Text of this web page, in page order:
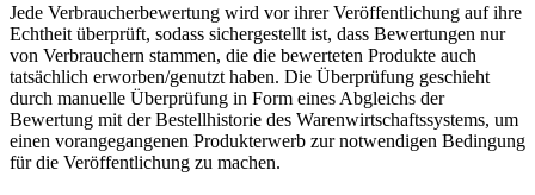
Jede Verbraucherbewertung wird vor ihrer Veröffentlichung auf ihre
Echtheit überprüft, sodass sichergestellt ist, dass Bewertungen nur
von Verbrauchern stammen, die die bewerteten Produkte auch
tatsächlich erworben/genutzt haben. Die Überprüfung geschieht
durch manuelle Überprüfung in Form eines Abgleichs der
Bewertung mit der Bestellhistorie des Warenwirtschaftssystems, um
einen vorangegangenen Produkterwerb zur notwendigen Bedingung
für die Veröffentlichung zu machen.